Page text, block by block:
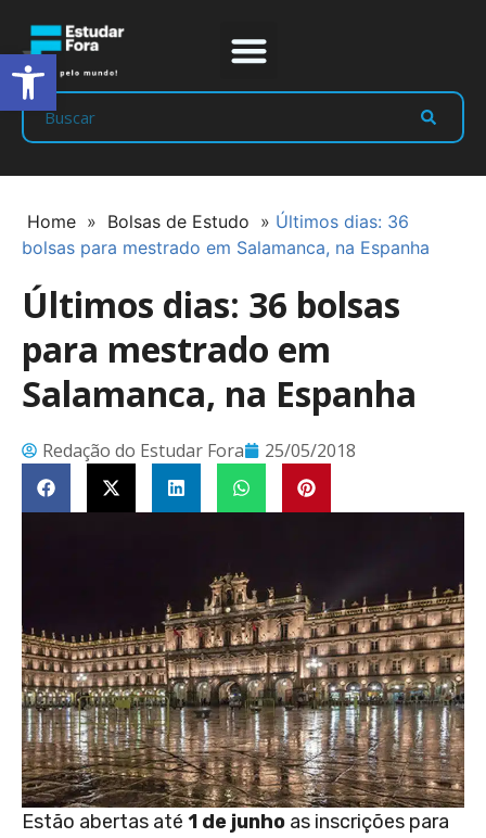
Home » Bolsas de Estudo » Últimos dias: 36
bolsas para mestrado em Salamanca, na Espanha
Últimos dias: 36 bolsas
para mestrado em
Salamanca, na Espanha
Redação do Estudar Fora 25/05/2018
Estão abertas até 1 de junho as inscrições para
Abrir a barra de ferramentas